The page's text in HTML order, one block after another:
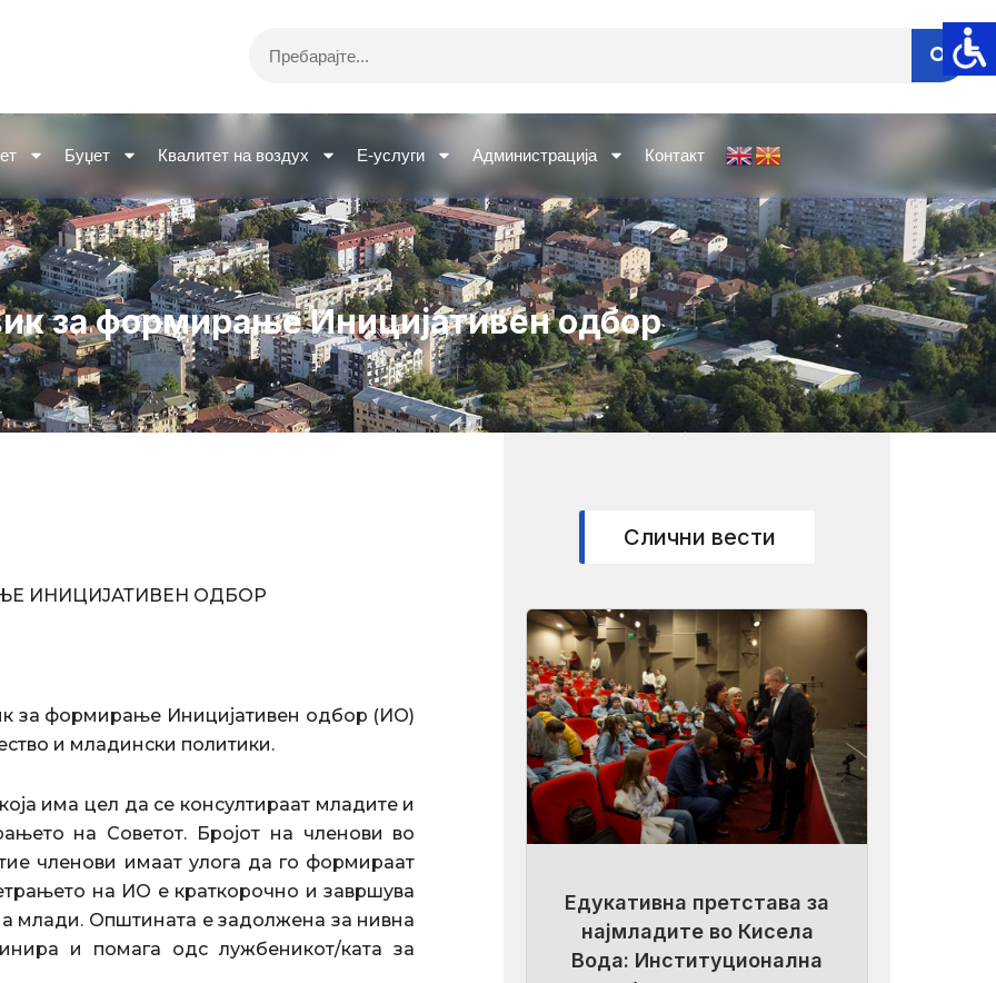
Буџет Квалитет на воздух Е-услуги Администрација Контакт
за формирање Иницијативен одбор
ИНИЦИЈАТИВЕН ОДБОР
за формирање Иницијативен одбор (ИО)
и младински политики.
има цел да се консултираат младите и
на Советот. Бројот на членови во
членови имаат улога да го формираат
на ИО е краткорочно и завршува
млади. Општината е задолжена за нивна
и помага одс лужбеникот/ката за
Слични вести
Едукативна претстава за
најмладите во Кисела
Вода: Институционална